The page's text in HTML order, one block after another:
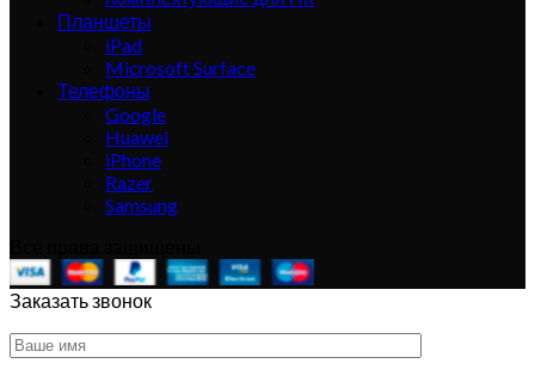
Планшеты
iPad
Microsoft Surface
Телефоны
Google
Huawei
iPhone
Razer
Samsung
Заказать звонок